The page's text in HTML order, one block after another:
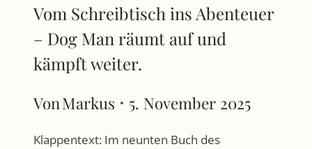
Vom Schreibtisch ins Abenteuer
– Dog Man räumt auf und
kämpft weiter.
VonMarkus 5. November 2025
Klappentext: Im neunten Buch des